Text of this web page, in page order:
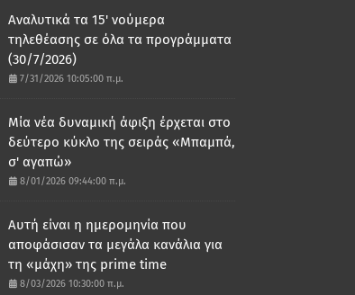
Αναλυτικά τα 15' νούμερα
τηλεθέασης σε όλα τα προγράμματα
(30/7/2026)
7/31/2026 10:05:00 π.μ.
Μία νέα δυναμική άφιξη έρχεται στο
δεύτερο κύκλο της σειράς «Μπαμπά,
σ' αγαπώ»
8/01/2026 09:44:00 π.μ.
Αυτή είναι η ημερομηνία που
αποφάσισαν τα μεγάλα κανάλια για
τη «μάχη» της prime time
8/03/2026 10:30:00 π.μ.